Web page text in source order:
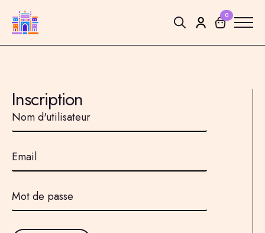
Search
0
Inscription
Nom
d'utilisateur
*
Email
*
Mot
de
passe